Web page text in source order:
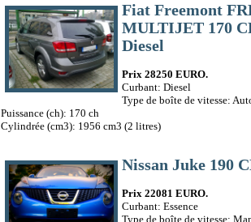
Fiat Freemont
MULTIJET 170
Diesel
Prix 28250 EURO.
Curbant: Diesel
Type de boîte de vitesse:
Puissance (ch): 170 ch
Cylindrée (cm3): 1956 cm3 (2 litres)
Nissan Juke 190
Prix 22081 EURO.
Curbant: Essence
Type de boîte de vitesse: